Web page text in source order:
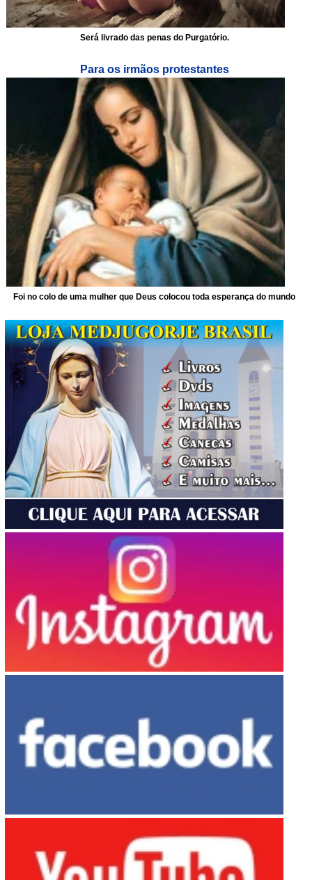
Será livrado das penas do Purgatório.
Para os irmãos protestantes
Foi no colo de uma mulher que Deus colocou toda esperança do mundo